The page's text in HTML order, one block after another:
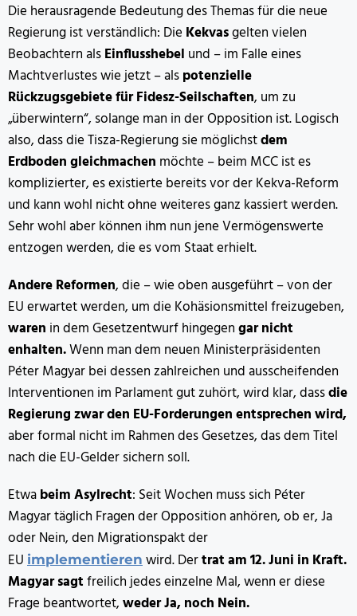
Die herausragende Bedeutung des Themas für die neue
Regierung ist verständlich: Die Kekvasgelten vielen
Beobachtern alsEinflusshebel und – im Falle eines
Machtverlustes wie jetzt – alspotenzielle
Rückzugsgebiete für Fidesz-Seilschaften, um zu
„überwintern“, solange man in der Opposition ist. Logisch
also, dass die Tisza-Regierung sie möglichstdem
Erdboden gleichmachen möchte – beim MCC ist es
komplizierter, es existierte bereits vor der Kekva-Reform
und kann wohl nicht ohne weiteres ganz kassiert werden.
Sehr wohl aber können ihm nun jene Vermögenswerte
entzogen werden, die es vom Staat erhielt.
Andere Reformen, die – wie oben ausgeführt – von der
EU erwartet werden, um die Kohäsionsmittel freizugeben,
waren in dem Gesetzentwurf hingegengar nicht
enhalten.Wenn man dem neuen Ministerpräsidenten
Péter Magyar bei dessen zahlreichen und ausscheifenden
Interventionen im Parlament gut zuhört, wird klar, dassdie
Regierung zwar den EU-Forderungen entsprechen wird,
aber formal nicht im Rahmen des Gesetzes, das dem Titel
nach die EU-Gelder sichern soll.
Etwabeim Asylrecht: Seit Wochen muss sich Péter
Magyar täglich Fragen der Opposition anhören, ob er, Ja
oder Nein, den Migrationspakt der
EU implementieren wird. Dertrat am 12. Juni in Kraft.
Magyar sagtfreilich jedes einzelne Mal, wenn er diese
Frage beantwortet,weder Ja, noch Nein.